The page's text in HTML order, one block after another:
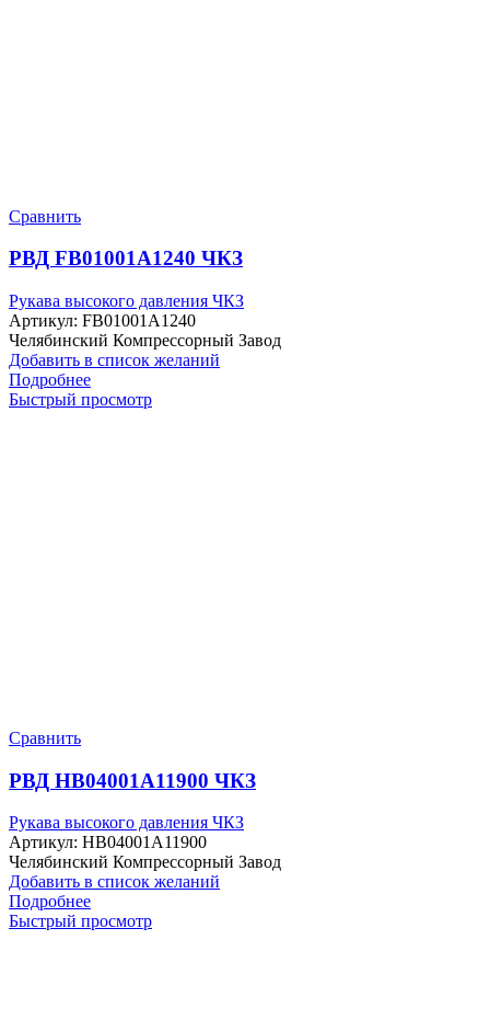
Сравнить
РВД FB01001A1240 ЧКЗ
Рукава высокого давления ЧКЗ
Артикул: FB01001A1240
Челябинский Компрессорный Завод
Добавить в список желаний
Подробнее
Быстрый просмотр
Сравнить
РВД HB04001A11900 ЧКЗ
Рукава высокого давления ЧКЗ
Артикул: HB04001A11900
Челябинский Компрессорный Завод
Добавить в список желаний
Подробнее
Быстрый просмотр